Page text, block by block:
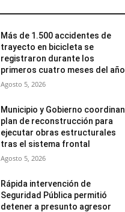
Más de 1.500 accidentes de
trayecto en bicicleta se
registraron durante los
primeros cuatro meses del año
Agosto 5, 2026
Municipio y Gobierno coordinan
plan de reconstrucción para
ejecutar obras estructurales
tras el sistema frontal
Agosto 5, 2026
Rápida intervención de
Seguridad Pública permitió
detener a presunto agresor